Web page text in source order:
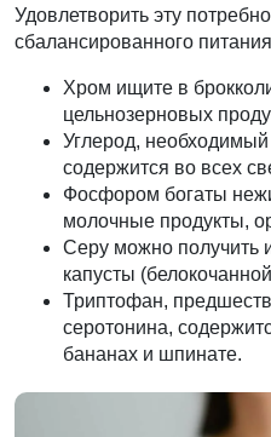
Удовлетворить эту
сбалансированного
Хром ищите в
цельнозерновых
Углерод, необходимый
содержится во всех
Фосфором богаты
молочные продукты,
Серу можно получить
капусты
Триптофан,
серотонина,
бананах и шпинате.